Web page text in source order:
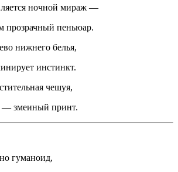
ночной мираж —
прозрачный пеньюар.
нижнего белья,
инстинкт.
стительная чешуя,
змеиный принт.
гуманоид,